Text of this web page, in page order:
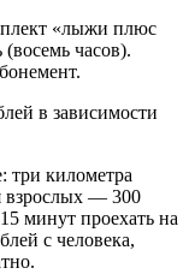
«лыжи плюс
часов).
в зависимости
три километра
взрослых — 300
минут проехать на
с человека,